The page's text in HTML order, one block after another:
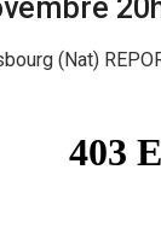
(Nat)